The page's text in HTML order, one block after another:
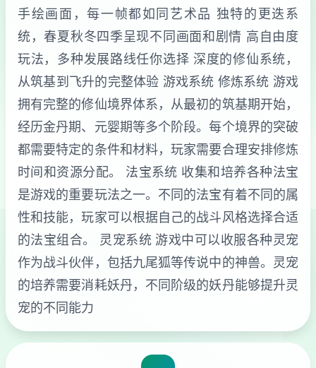
手绘画面，每一帧都如同艺术品 独特的更迭系
统，春夏秋冬四季呈现不同画面和剧情 高自由度
玩法，多种发展路线任你选择 深度的修仙系统，
从筑基到飞升的完整体验 游戏系统 修炼系统 游戏
拥有完整的修仙境界体系，从最初的筑基期开始，
经历金丹期、元婴期等多个阶段。每个境界的突破
都需要特定的条件和材料，玩家需要合理安排修炼
时间和资源分配。 法宝系统 收集和培养各种法宝
是游戏的重要玩法之一。不同的法宝有着不同的属
性和技能，玩家可以根据自己的战斗风格选择合适
的法宝组合。 灵宠系统 游戏中可以收服各种灵宠
作为战斗伙伴，包括九尾狐等传说中的神兽。灵宠
的培养需要消耗妖丹，不同阶级的妖丹能够提升灵
宠的不同能力